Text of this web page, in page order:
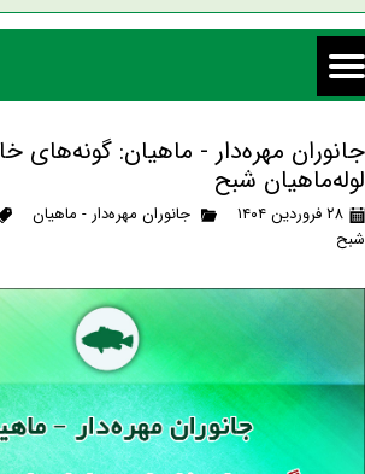
جانوران مهره‌دار - ماهیان: گونه‌های
لوله‌ماهیان شبح
۲۸ فروردین ۱۴۰۴ جانوران مهره‌دار - ماهیان
شبح